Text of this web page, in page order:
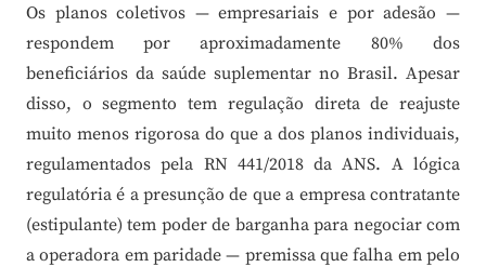
Os planos coletivos — empresariais e por adesão —
respondem por aproximadamente 80% dos
beneficiários da saúde suplementar no Brasil. Apesar
disso, o segmento tem regulação direta de reajuste
muito menos rigorosa do que a dos planos individuais,
regulamentados pela RN 441/2018 da ANS. A lógica
regulatória é a presunção de que a empresa contratante
(estipulante) tem poder de barganha para negociar com
a operadora em paridade — premissa que falha em pelo